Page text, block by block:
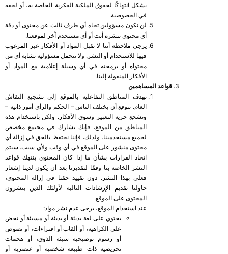
يشكل انتهاكًا لحقوق الملكية الفكرية الخاصة به، أو لحقه
في الخصوصية.
لن نكون مسؤولين تجاه أي طرف ثالث عن محتوى أو دقة
أي محتوى تنشره أنت أو أي مستخدم آخر لموقعنا.
يرجى ملاحظة أننا لا نقبل المواد أو الأفكار غير المرغوب
فيها للاستخدام أو النشر. ولا نتحمل مسؤولية تشابه أي من
محتواه أو برمجته في أي وسيلة إعلامية مع المواد أو
الأفكار المنقولة إلينا.
قواعد المساهمين
تهدف المناطق التفاعلية بالموقع إلى تشجيع النقاش
العام. نتوقع أن يختلف الناس – الحكم والرأي أمور ذاتية –
ونشجع حرية التعبير وسوق الأفكار. ولكن باستخدام هذه
المناطق من الموقع، فإنك تشارك في مجتمع مخصص
لجميع مستخدمينا. ولذلك، فإننا نحتفظ بالحق في إزالة أي
محتوى منشور على الموقع في أي وقت ولأي سبب. سيتم
اتخاذ القرارات بشأن ما إذا كان المحتوى ينتهك قواعد
النشر الخاصة بنا وفقًا لتقديرنا بعد أن يكون لدينا إشعار
فعلي بهذا النشر. دون تقييد حقنا في إزالة المحتوى،
حاولنا تقديم الإرشادات التالية لأولئك الذين ينشرون
المحتوى على الموقع.
عند استخدام الموقع، يرجى عدم نشر مواد:
يحتوي على لغة بذيئة أو بذيئة أو مسيئة أو تحض
على الكراهية، أو ألقاب أو افتراءات، أو نصوص
أو رسوم توضيحية سيئة الذوق، أو هجمات
تحريضية ذات طبيعة شخصية أو عنصرية أو